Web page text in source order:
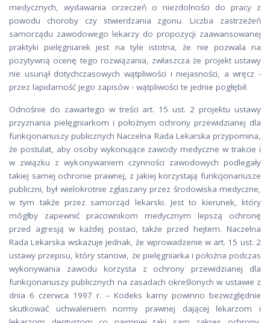
medycznych, wydawania orzeczeń o niezdolności do pracy z
powodu choroby czy stwierdzania zgonu. Liczba zastrzeżeń
samorządu zawodowego lekarzy do propozycji zaawansowanej
praktyki pielęgniarek jest na tyle istotna, że nie pozwala na
pozytywną ocenę tego rozwiązania, zwłaszcza że projekt ustawy
nie usunął dotychczasowych wątpliwości i niejasności, a wręcz -
przez lapidarność jego zapisów - wątpliwości te jednie pogłębił.
Odnośnie do zawartego w treści art. 15 ust. 2 projektu ustawy
przyznania pielęgniarkom i położnym ochrony przewidzianej dla
funkcjonariuszy publicznych Naczelna Rada Lekarska przypomina,
że postulat, aby osoby wykonujące zawody medyczne w trakcie i
w związku z wykonywaniem czynności zawodowych podlegały
takiej samej ochronie prawnej, z jakiej korzystają funkcjonariusze
publiczni, był wielokrotnie zgłaszany przez środowiska medyczne,
w tym także przez samorząd lekarski. Jest to kierunek, który
mógłby zapewnić pracownikom medycznym lepszą ochronę
przed agresją w każdej postaci, także przed hejtem. Naczelna
Rada Lekarska wskazuje jednak, że wprowadzenie w art. 15 ust. 2
ustawy przepisu, który stanowi, że pielęgniarka i położna podczas
wykonywania zawodu korzysta z ochrony przewidzianej dla
funkcjonariuszy publicznych na zasadach określonych w ustawie z
dnia 6 czerwca 1997 r. – Kodeks karny powinno bezwzględnie
skutkować uchwaleniem normy prawnej dającej lekarzom i